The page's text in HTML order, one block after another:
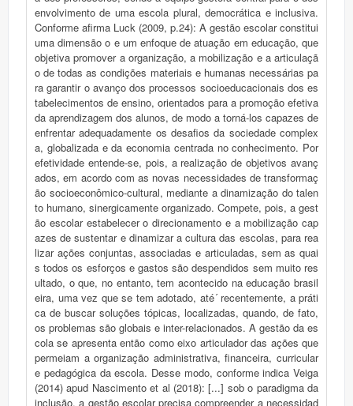
envolvimento de uma escola plural, democrática e inclusiva.
Conforme afirma Luck (2009, p.24): A gestão escolar constitui
uma dimensão o e um enfoque de atuação em educação, que
objetiva promover a organização, a mobilização e a articulaçã
o de todas as condições materiais e humanas necessárias pa
ra garantir o avanço dos processos socioeducacionais dos es
tabelecimentos de ensino, orientados para a promoção efetiva
da aprendizagem dos alunos, de modo a torná-los capazes de
enfrentar adequadamente os desafios da sociedade complex
a, globalizada e da economia centrada no conhecimento. Por
efetividade entende-se, pois, a realização de objetivos avanç
ados, em acordo com as novas necessidades de transformaç
ão socioeconômico-cultural, mediante a dinamização do talen
to humano, sinergicamente organizado. Compete, pois, a gest
ão escolar estabelecer o direcionamento e a mobilização cap
azes de sustentar e dinamizar a cultura das escolas, para rea
lizar ações conjuntas, associadas e articuladas, sem as quai
s todos os esforços e gastos são despendidos sem muito res
ultado, o que, no entanto, tem acontecido na educação brasil
eira, uma vez que se tem adotado, até´ recentemente, a práti
ca de buscar soluções tópicas, localizadas, quando, de fato,
os problemas são globais e inter-relacionados. A gestão da es
cola se apresenta então como eixo articulador das ações que
permeiam a organização administrativa, financeira, curricular
e pedagógica da escola. Desse modo, conforme indica Veiga
(2014) apud Nascimento et al (2018): [...] sob o paradigma da
inclusão, a gestão escolar precisa compreender a necessidad